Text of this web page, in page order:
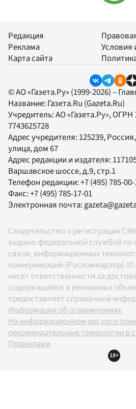
Редакция
Реклама
Карта сайта
Условия
© АО «Газета.Ру» (1999-2026) –
Название: Газета.Ru (Gazeta.Ru)
Учредитель:АО «Газета.Ру», ОГРН
7743625728
Адрес учредителя: 125239,
улица, дом 67
Адрес редакции и издателя:
Варшавское шоссе, д.9, стр.1
Телефон редакции:+7 (495) 785-
Факс:+7 (495) 785-17-01
Электронная почта:
Свидетельство о регистрации
выдано федеральной службой по
связи, информационных
коммуникаций (Роскомнадзор)
несет ответственности за
содержащейся в рекламных
предоставляет справочной
Информация об ограничениях
На информационном ресурсе
рекомендательные технологии в
Правилами
18+